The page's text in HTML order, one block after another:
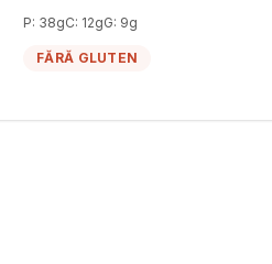
P: 38gC: 12gG: 9g
FĂRĂ GLUTEN